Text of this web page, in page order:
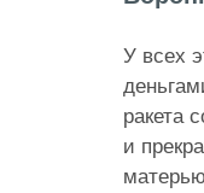
У всех
ракета
и